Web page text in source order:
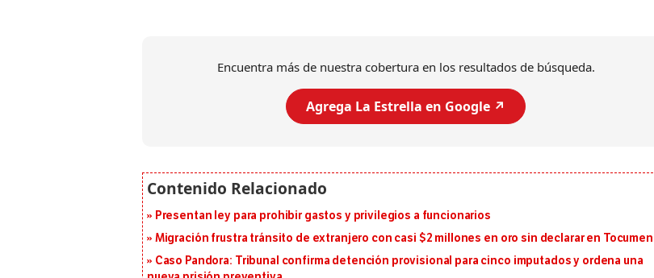
Encuentra más de nuestra cobertura en los resultados de búsqueda.
Agrega La Estrella en Google ↗️
Presentan ley para prohibir gastos y privilegios a funcionarios
Migración frustra tránsito de extranjero con casi $2 millones en oro sin declarar en Tocumen
Caso Pandora: Tribunal confirma detención provisional para cinco imputados y ordena una
al sur de Japón, provocando una